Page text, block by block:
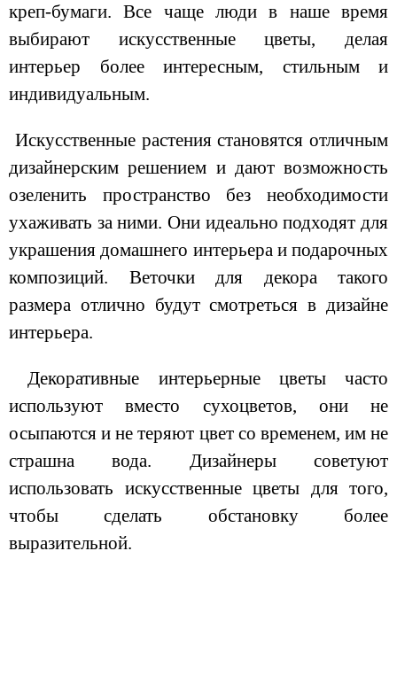
креп-бумаги. Все чаще люди в наше время
выбирают искусственные цветы, делая
интерьер более интересным, стильным и
индивидуальным.
Искусственные растения становятся отличным
дизайнерским решением и дают возможность
озеленить пространство без необходимости
ухаживать за ними. Они идеально подходят для
украшения домашнего интерьера и подарочных
композиций. Веточки для декора такого
размера отлично будут смотреться в дизайне
интерьера.
Декоративные интерьерные цветы часто
используют вместо сухоцветов, они не
осыпаются и не теряют цвет со временем, им не
страшна вода. Дизайнеры советуют
использовать искусственные цветы для того,
чтобы сделать обстановку более
выразительной.